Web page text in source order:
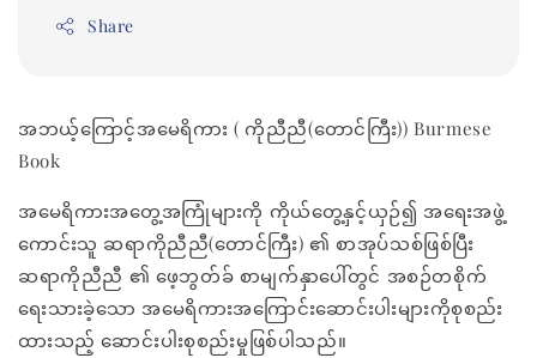
Share
အဘယ့်ကြောင့်အမေရိကား ( ကိုညီညီ(တောင်ကြီး)) Burmese
Book
အမေရိကားအတွေ့အကြုံများကို ကိုယ်တွေ့နှင့်ယှဉ်၍ အရေးအဖွဲ့
ကောင်းသူ ဆရာကိုညီညီ(တောင်ကြီး) ၏ စာအုပ်သစ်ဖြစ်ပြီး
ဆရာကိုညီညီ ၏ ဖေ့ဘွတ်ခ် စာမျက်နှာပေါ်တွင် အစဉ်တစိုက်
ရေးသားခဲ့သော အမေရိကားအကြောင်းဆောင်းပါးများကိုစုစည်း
ထားသည့် ဆောင်းပါးစုစည်းမှုဖြစ်ပါသည်။